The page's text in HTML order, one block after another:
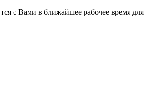
с Вами в ближайшее рабочее время